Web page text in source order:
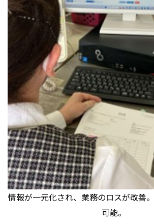
情報が一元化され、業務のロスが改善
可能。